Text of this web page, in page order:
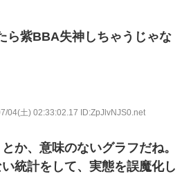
ら紫BBA失神しちゃうじゃな
04(土) 02:33:02.17 ID:ZpJlvNJS0.net
か、意味のないグラフだね。
統計をして、実態を誤魔化し